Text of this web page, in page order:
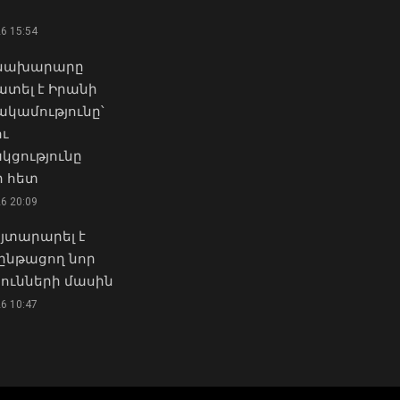
շտապօգնության
15:54
է Իրանի
հետ
20:09
է
նոր
մասին
10:47